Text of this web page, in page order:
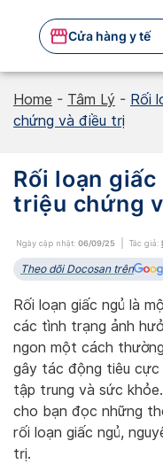
content
Cửa hàng y tế
Home - Tâm Lý - Rối
chứng và điều trị
Rối loạn
triệu chứng
Ngày cập nhật: 06/09/25 Tác giả:
Theo dõi Docosan trên
Rối loạn giấc ngủ là
các tình trạng ảnh
ngon một cách
gây tác động tiêu cực
tập trung và sức
cho bạn đọc những
rối loạn giấc ngủ,
trị.